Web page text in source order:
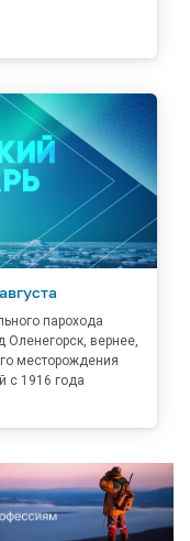
парохода
Оленегорск, вернее,
месторождения
с 1916 года